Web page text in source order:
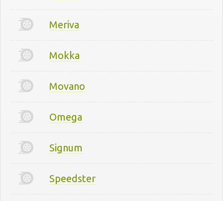
Meriva
Mokka
Movano
Omega
Signum
Speedster